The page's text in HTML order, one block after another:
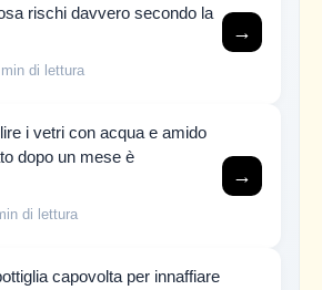
rischi davvero secondo la
min di lettura
→
i vetri con acqua e amido
dopo un mese è
di lettura
→
capovolta per innaffiare